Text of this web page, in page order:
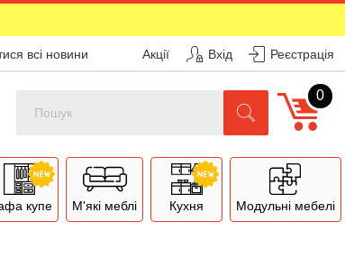
всі новини Акції Вхід Реєстрація
0
купе М'які меблі Кухня Модульні мебелі